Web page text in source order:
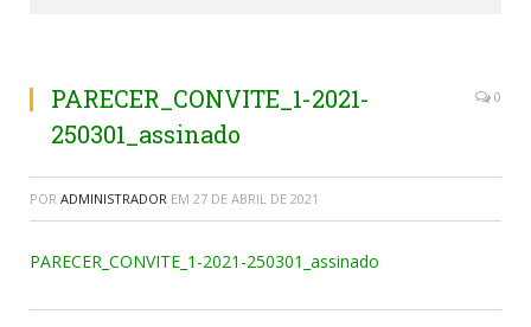
PARECER_CONVITE_1-2021-
250301_assinado
0
POR ADMINISTRADOR EM 27 DE ABRIL DE 2021
PARECER_CONVITE_1-2021-250301_assinado